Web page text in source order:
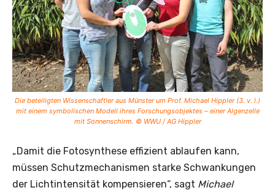
Die beteiligten Wissenschaftler aus Münster um Prof. Michael Hippler (3. v. l.)
mit einem symbolischen Modell ihres Forschungsobjektes – einer Algenzelle
mit Sonnenschirm. © WWU / AG Hippler
„Damit die Fotosynthese effizient ablaufen kann,
müssen Schutzmechanismen starke Schwankungen
der Lichtintensität kompensieren“, sagt Michael